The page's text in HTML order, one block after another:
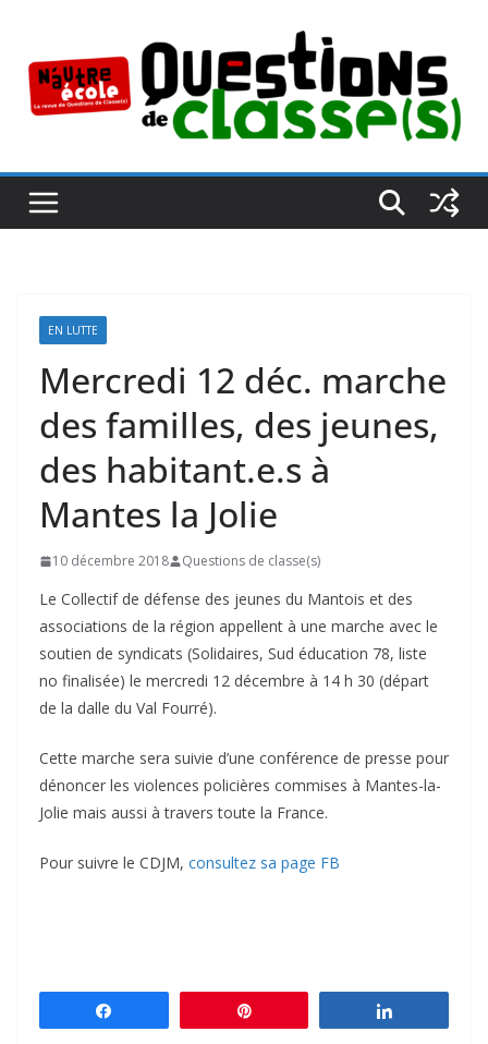
contenu
EN LUTTE
Mercredi 12 déc. marche
des familles, des jeunes,
des habitant.e.s à
Mantes la Jolie
10 décembre 2018 Questions de classe(s)
Le Collectif de défense des jeunes du Mantois et des
associations de la région appellent à une marche avec le
soutien de syndicats (Solidaires, Sud éducation 78, liste
no finalisée) le mercredi 12 décembre à 14 h 30 (départ
de la dalle du Val Fourré).
Cette marche sera suivie d’une conférence de presse pour
dénoncer les violences policières commises à Mantes-la-
Jolie mais aussi à travers toute la France.
Pour suivre le CDJM, consultez sa page FB